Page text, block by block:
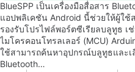
BlueSPP เป็นเครื่องมือสื่อสาร
แอปพลิเคชัน Android นี้ช่วยให้ผู้ใ
รองรับโปรไฟล์พอร์ตซีเรียลบลูทูธ
ไมโครคอนโทรลเลอร์ (MCU)
ใช้สามารถค้นหาอุปกรณ์บลูทูธและเ
Bluetooth…